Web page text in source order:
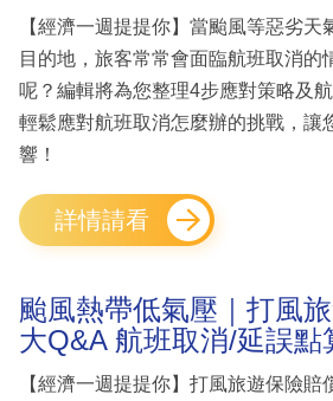
【經濟一週提提你】當颱風等惡劣天
目的地，旅客常常會面臨航班取消的
呢？編輯將為您整理4步應對策略及
輕鬆應對航班取消怎麼辦的挑戰，讓
響！
詳情請看
颱風熱帶低氣壓｜打風
大Q&A 航班取消/延誤點
【經濟一週提提你】打風旅遊保險